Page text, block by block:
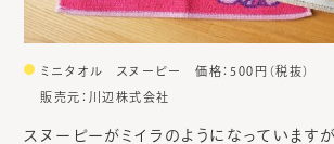
ミニタオル スヌーピー 価格：500円（税抜）
販売元：川辺株式会社
スヌーピーがミイラのようになっていますが